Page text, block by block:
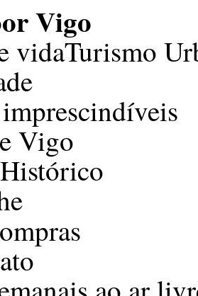
Vigo
vidaTurismo
Vigo